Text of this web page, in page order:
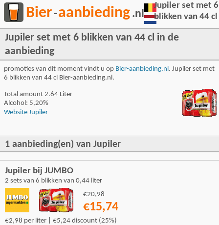
Bier-aanbieding .nl
Jupiler set met 6 blikken van 44 cl in de
aanbieding
promoties van dit moment vindt u op Bier-aanbieding.nl. Jupiler set met
6 blikken van 44 cl Bier-aanbieding.nl.
Jupiler set met 6
blikken van 44 cl
Total amount 2.64 Liter
Alcohol: 5,20%
Website Jupiler
1 aanbieding(en) van Jupiler
Jupiler bij JUMBO
2 sets van 6 blikken van 0,44 liter
€20,98
€15,74
€2,98 per liter | €5,24 discount (25%)